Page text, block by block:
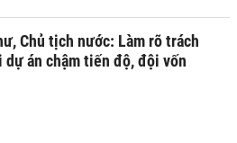
Chủ tịch nước: Làm rõ trách
dự án chậm tiến độ, đội vốn